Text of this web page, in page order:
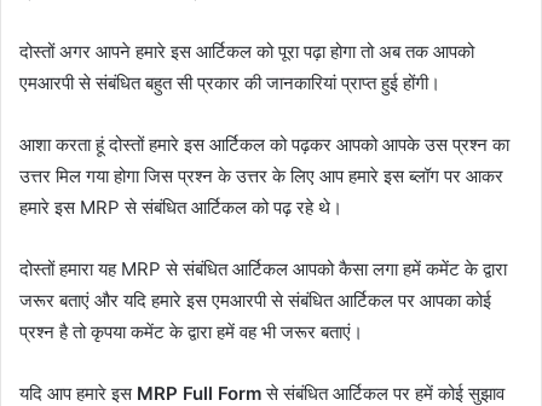
दोस्तों अगर आपने हमारे इस आर्टिकल को पूरा पढ़ा होगा तो अब तक आपको
एमआरपी से संबंधित बहुत सी प्रकार की जानकारियां प्राप्त हुई होंगी।
आशा करता हूं दोस्तों हमारे इस आर्टिकल को पढ़कर आपको आपके उस प्रश्न का
उत्तर मिल गया होगा जिस प्रश्न के उत्तर के लिए आप हमारे इस ब्लॉग पर आकर
हमारे इस MRP से संबंधित आर्टिकल को पढ़ रहे थे।
दोस्तों हमारा यह MRP से संबंधित आर्टिकल आपको कैसा लगा हमें कमेंट के द्वारा
जरूर बताएं और यदि हमारे इस एमआरपी से संबंधित आर्टिकल पर आपका कोई
प्रश्न है तो कृपया कमेंट के द्वारा हमें वह भी जरूर बताएं।
यदि आप हमारे इस MRP Full Formसे संबंधित आर्टिकल पर हमें कोई सुझाव